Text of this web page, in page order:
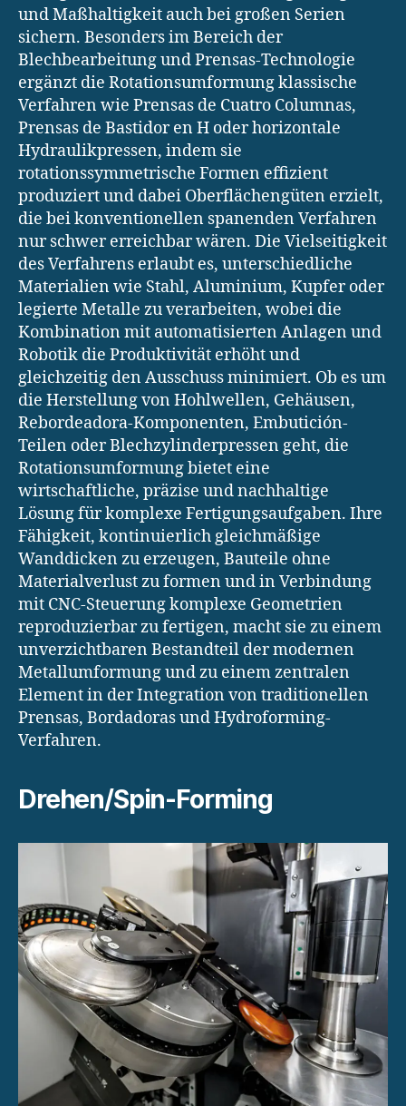
und Maßhaltigkeit auch bei großen Serien
sichern. Besonders im Bereich der
Blechbearbeitung und Prensas-Technologie
ergänzt die Rotationsumformung klassische
Verfahren wie Prensas de Cuatro Columnas,
Prensas de Bastidor en H oder horizontale
Hydraulikpressen, indem sie
rotationssymmetrische Formen effizient
produziert und dabei Oberflächengüten erzielt,
die bei konventionellen spanenden Verfahren
nur schwer erreichbar wären. Die Vielseitigkeit
des Verfahrens erlaubt es, unterschiedliche
Materialien wie Stahl, Aluminium, Kupfer oder
legierte Metalle zu verarbeiten, wobei die
Kombination mit automatisierten Anlagen und
Robotik die Produktivität erhöht und
gleichzeitig den Ausschuss minimiert. Ob es um
die Herstellung von Hohlwellen, Gehäusen,
Rebordeadora-Komponenten, Embutición-
Teilen oder Blechzylinderpressen geht, die
Rotationsumformung bietet eine
wirtschaftliche, präzise und nachhaltige
Lösung für komplexe Fertigungsaufgaben. Ihre
Fähigkeit, kontinuierlich gleichmäßige
Wanddicken zu erzeugen, Bauteile ohne
Materialverlust zu formen und in Verbindung
mit CNC-Steuerung komplexe Geometrien
reproduzierbar zu fertigen, macht sie zu einem
unverzichtbaren Bestandteil der modernen
Metallumformung und zu einem zentralen
Element in der Integration von traditionellen
Prensas, Bordadoras und Hydroforming-
Verfahren.
Drehen/Spin-Forming